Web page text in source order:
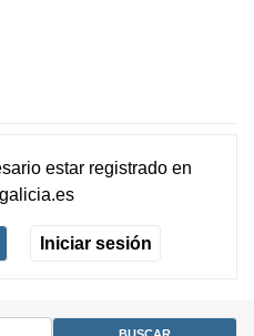
estar registradoen
Iniciar sesión